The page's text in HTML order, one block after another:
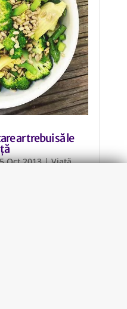
ar trebui să le
Oct 2013|Viață
și o
mai multe